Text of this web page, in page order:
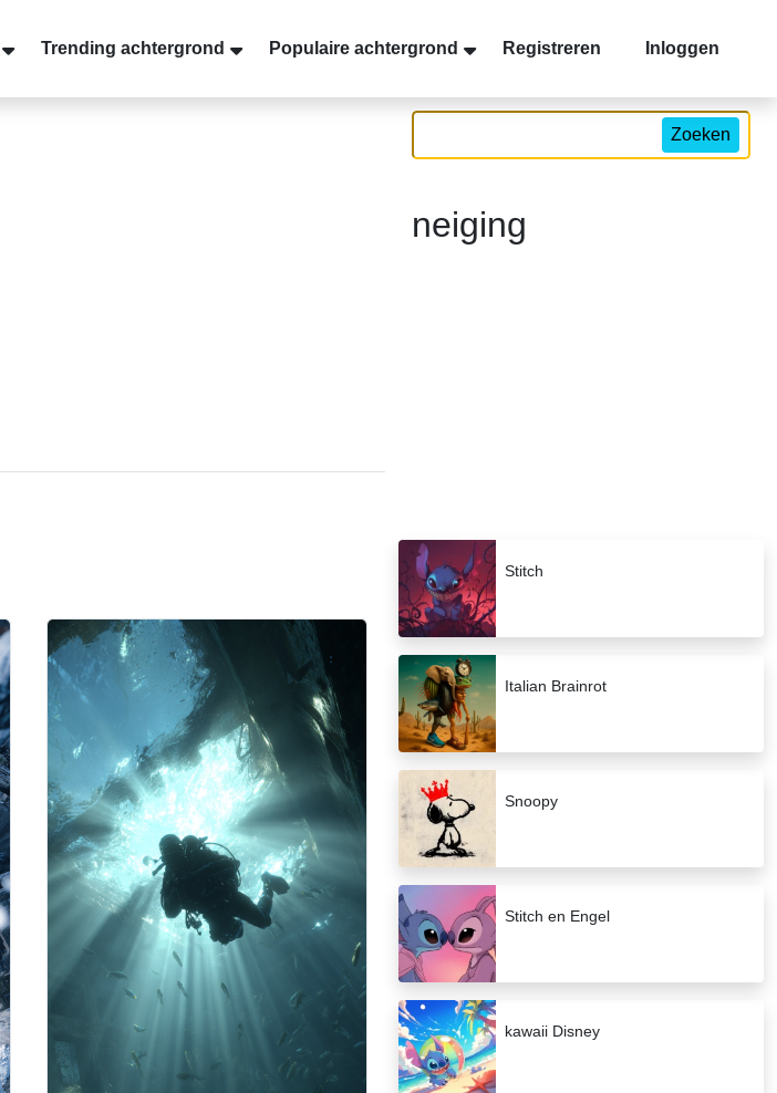
Trending achtergrond Populaire achtergrond Registreren Inloggen
Zoeken
neiging
Stitch
Italian Brainrot
Snoopy
Stitch en Engel
kawaii Disney